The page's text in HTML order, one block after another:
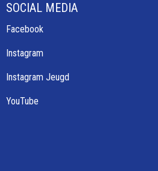
SOCIAL MEDIA
Facebook
Instagram
Instagram Jeugd
YouTube